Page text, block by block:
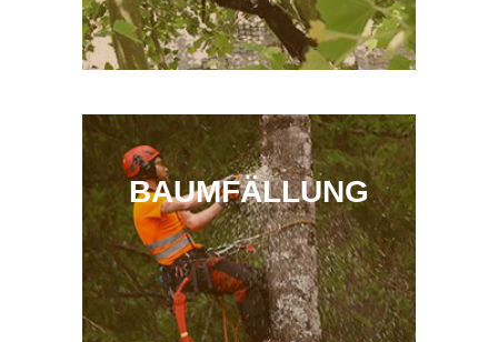
BAUMFÄLLUNG